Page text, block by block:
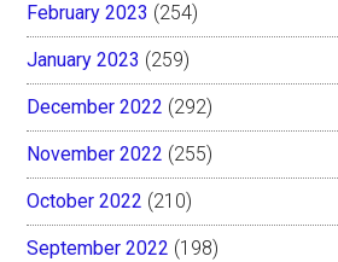
February 2023 (254)
January 2023 (259)
December 2022 (292)
November 2022 (255)
October 2022 (210)
September 2022 (198)